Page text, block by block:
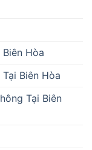
Hòa
Biên Hòa
Tại Biên